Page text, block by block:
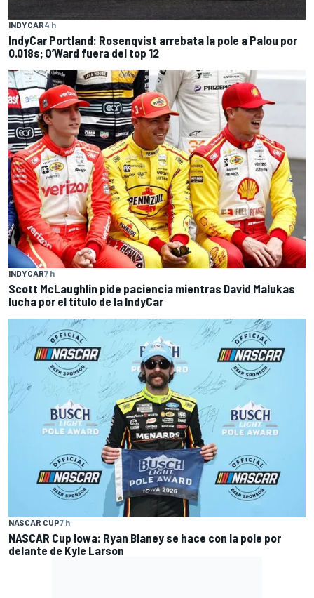
INDYCAR4 h
IndyCar Portland: Rosenqvist arrebata la pole a Palou por
0.018s; O’Ward fuera del top 12
INDYCAR7 h
Scott McLaughlin pide paciencia mientras David Malukas
lucha por el título de la IndyCar
NASCAR CUP7 h
NASCAR Cup Iowa: Ryan Blaney se hace con la pole por
delante de Kyle Larson